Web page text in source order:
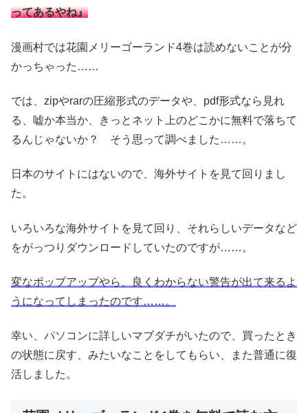
ってあるやね』
漫画村では花園メリーゴーランド4巻は読めないことが分
かっちゃった……
では、zipやrarの圧縮形式のデータや、pdf形式なら見れ
る、嘘か本当か、きっとネット上のどこかに無料で落ちて
るんじゃないか？ そう思って調べました……。
日本のサイトにはないので、海外サイトを見て回りまし
た。
いろいろな海外サイトを見て回り、それらしいデータなど
をがっつりダウンロードしていたのですが……。
変なポップアップやら、良くわからない警告が出て来るよ
うになってしまったのです……。
幸い、パソコンに詳しいマブダチがいたので、買ったとき
の状態に戻す、みたいなことをしてもらい、また普通に復
活しました。